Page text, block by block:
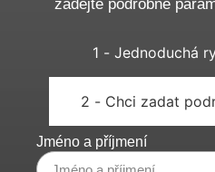
zadejte podrobné
1 - Jednoduchá
2 - Chci zadat
Jméno a příjmení